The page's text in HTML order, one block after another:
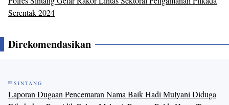
Serentak 2024
Direkomendasikan
SINTANG
Laporan Dugaan Pencemaran Nama Baik Hadi Mulyani Diduga